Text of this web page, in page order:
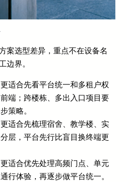
案选型差异，重点不在设备名
边界。
适合先看平台统一和多租户权
端；跨楼栋、多出入口项目要
策略。
适合先梳理宿舍、教学楼、实
层，平台先行比盲目换终端更
适合优先处理高频门点、单元
行体验，再逐步做平台统一。